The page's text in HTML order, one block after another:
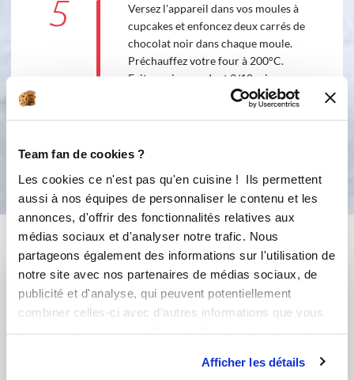
Team fan de cookies ?
Les cookies ce n'est pas qu'en cuisine ! Ils permettent
aussi à nos équipes de personnaliser le contenu et les
annonces, d'offrir des fonctionnalités relatives aux
médias sociaux et d'analyser notre trafic. Nous
partageons également des informations sur l'utilisation de
notre site avec nos partenaires de médias sociaux, de
publicité et d'analyse, qui peuvent potentiellement
combiner celles-ci avec d'autres informations que vous
Afficher les détails
5
Versez l'appareil dans vos moules à
cupcakes et enfoncez deux carrés de
chocolat noir dans chaque moule.
Préchauffez votre four à 200°C.
Faites cuire pendant 9/10 min.
Dégustez bien coulant !!! Miam !
Bon appétit !
Vous aimerez aussi ...